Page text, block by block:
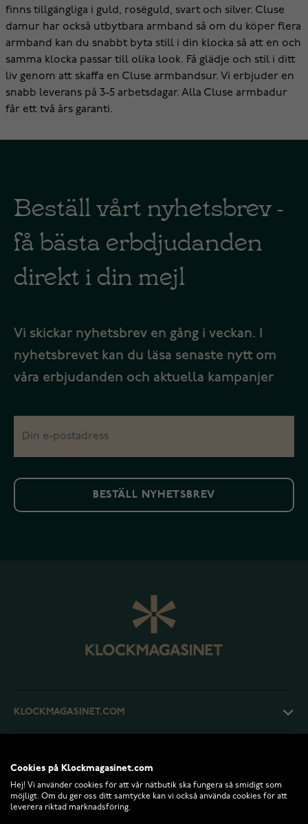
finns tillgängliga i guld, rosëguld, svart och silver. Cluse
damur har också utbytbara armband så om du köper flera
armband kan du snabbt byta still i din klocka så att en och
samma klocka passar till olika look. Få glädje och stil i ditt
liv genom att skaffa en Cluse armbandsur. Vi erbjuder en
snabb leverans på 3-5 arbetsdagar. Alla Cluse armbadur
får ett två års garanti.
Beställ vårt nyhetsbrev -
få bästa erbdjudanden
direkt i din mejl
Vi skickar nyhetsbrev en gång i veckan. I
nyhetsbrevet kan du läsa senaste nytt om
våra erbjudanden och aktuella kampanjer
BESTÄLL NYHETSBREV
KLOCKMAGASINET.COM
RETURER OCH VILLKOR
Cookies på Klockmagasinet.com
Hej! Vi använder cookies för att vår nätbutik ska fungera så smidigt som
möjligt. Om du ger oss ditt samtycke kan vi också använda cookies för att
leverera riktad marknadsföring.